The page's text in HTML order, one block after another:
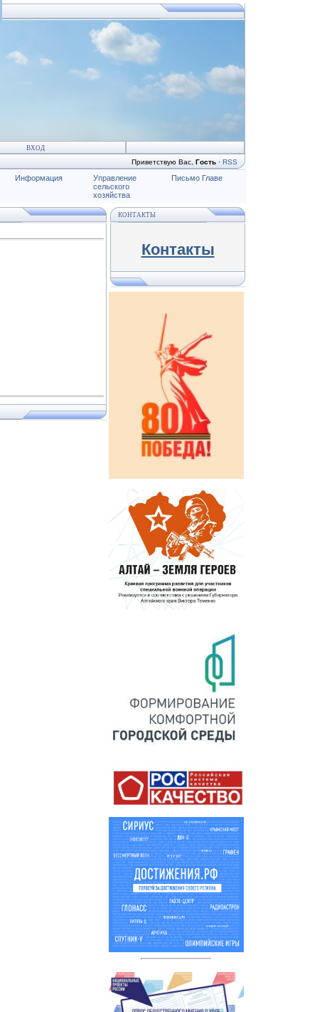
ВХОД
Приветствую Вас Гость · RSS
Информация
Управление
сельского
хозяйства
Письмо Главе
КОНТАКТЫ
Контакты